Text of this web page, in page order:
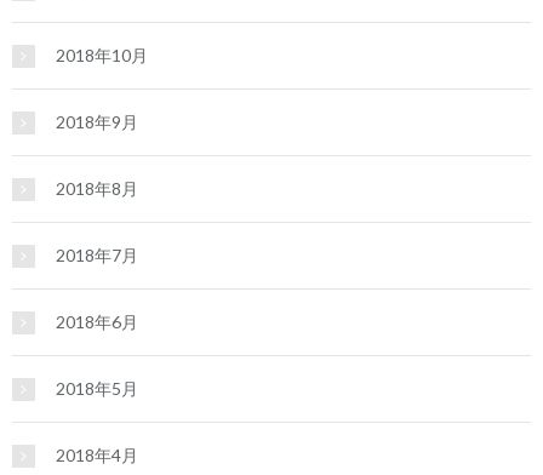
2018年10月
2018年9月
2018年8月
2018年7月
2018年6月
2018年5月
2018年4月